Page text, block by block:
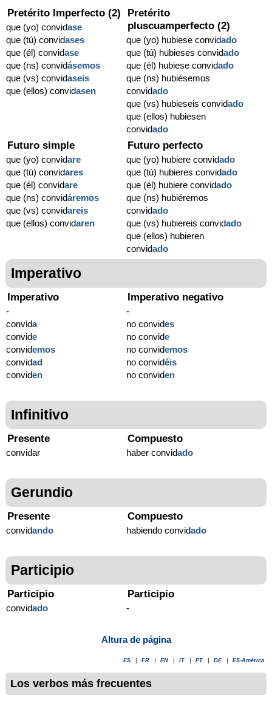
Pretérito Imperfecto (2)
que (yo) convidase
que (tú) convidases
que (él) convidase
que (ns) convidásemos
que (vs) convidaseis
que (ellos) convidasen
Pretérito
pluscuamperfecto (2)
que (yo) hubiese convidado
que (tú) hubieses convidado
que (él) hubiese convidado
que (ns) hubiésemos
convidado
que (vs) hubieseis convidado
que (ellos) hubiesen
convidado
Futuro simple
que (yo) convidare
que (tú) convidares
que (él) convidare
que (ns) convidáremos
que (vs) convidareis
que (ellos) convidaren
Futuro perfecto
que (yo) hubiere convidado
que (tú) hubieres convidado
que (él) hubiere convidado
que (ns) hubiéremos
convidado
que (vs) hubiereis convidado
que (ellos) hubieren
convidado
Imperativo
Imperativo
-
convida
convide
convidemos
convidad
conviden
Imperativo negativo
-
no convides
no convide
no convidemos
no convidéis
no conviden
Infinitivo
Presente
convidar
Compuesto
haber convidado
Gerundio
Presente
convidando
Compuesto
habiendo convidado
Participio
Participio
convidado
Participio
-
Altura de página
ES FR EN IT PT DE ES-América
Los verbos más frecuentes